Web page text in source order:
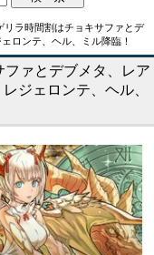
リラ時間割はチョキサファとデ
ロンテ、ヘル、ミル降臨！
ァとデブメタ、レア
ジェロンテ、ヘル、